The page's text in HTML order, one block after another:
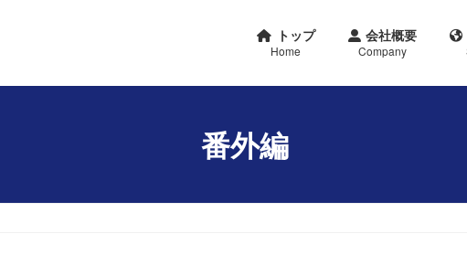
トップ 会社概要
番外編